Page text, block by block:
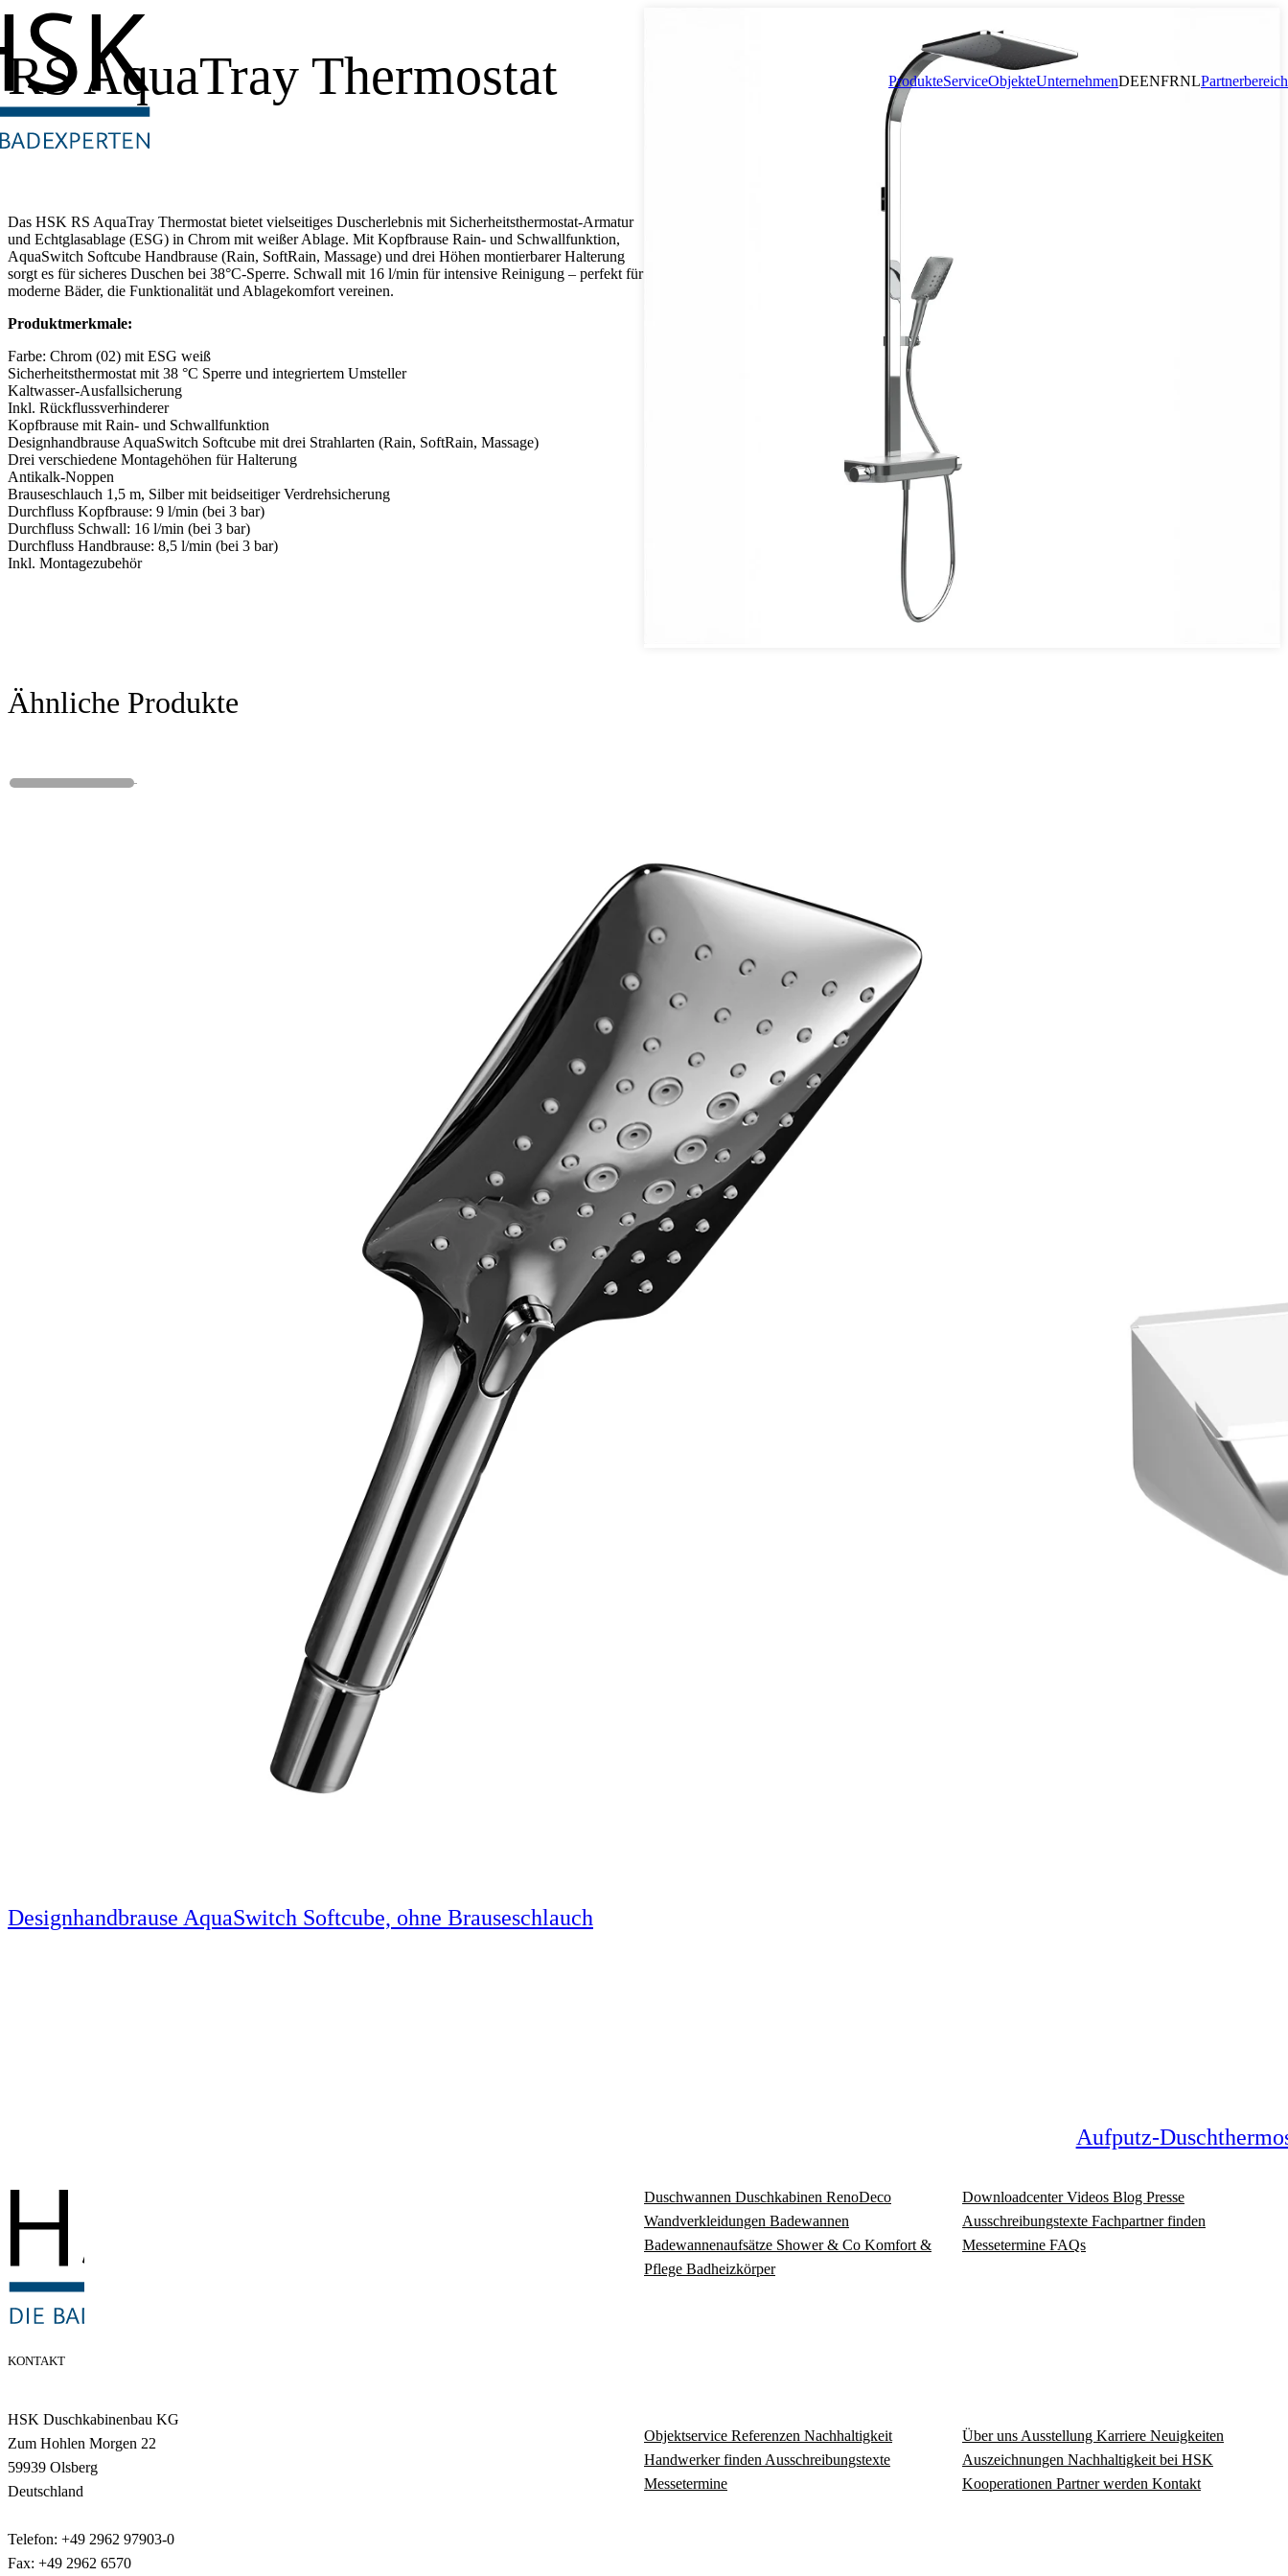
ProdukteServiceObjekteUnternehmenDEENFRNLPartnerbereich
RS AquaTray Thermostat
Das HSK RS AquaTray Thermostat bietet vielseitiges Duscherlebnis mit Sicherheitsthermostat-Armatur
und Echtglasablage (ESG) in Chrom mit weißer Ablage. Mit Kopfbrause Rain- und Schwallfunktion,
AquaSwitch Softcube Handbrause (Rain, SoftRain, Massage) und drei Höhen montierbarer Halterung
sorgt es für sicheres Duschen bei 38°C-Sperre. Schwall mit 16 l/min für intensive Reinigung – perfekt für
moderne Bäder, die Funktionalität und Ablagekomfort vereinen.
Produktmerkmale:
Farbe: Chrom (02) mit ESG weiß
Sicherheitsthermostat mit 38 °C Sperre und integriertem Umsteller
Kaltwasser-Ausfallsicherung
Inkl. Rückflussverhinderer
Kopfbrause mit Rain- und Schwallfunktion
Designhandbrause AquaSwitch Softcube mit drei Strahlarten (Rain, SoftRain, Massage)
Drei verschiedene Montagehöhen für Halterung
Antikalk-Noppen
Brauseschlauch 1,5 m, Silber mit beidseitiger Verdrehsicherung
Durchfluss Kopfbrause: 9 l/min (bei 3 bar)
Durchfluss Schwall: 16 l/min (bei 3 bar)
Durchfluss Handbrause: 8,5 l/min (bei 3 bar)
Inkl. Montagezubehör
Ähnliche Produkte
Designhandbrause AquaSwitch Softcube, ohne Brauseschlauch
Aufputz-
KONTAKT
HSK Duschkabinenbau KG
Zum Hohlen Morgen 22
59939 Olsberg
Deutschland
Telefon: +49 2962 97903-0
Fax: +49 2962 6570
Duschwannen Duschkabinen RenoDeco
Wandverkleidungen Badewannen
Badewannenaufsätze Shower & Co Komfort &
Pflege Badheizkörper
Download­centerVideos Blog Presse
Ausschreibungstexte Fachpartner finden
Messetermine FAQs
Objektservice Referenzen Nachhaltigkeit
Handwerker finden Ausschreibungstexte
Messetermine
Über uns Ausstellung Karriere Neuigkeiten
Auszeichnungen Nachhaltigkeit bei HSK
Kooperationen Partner werden Kontakt